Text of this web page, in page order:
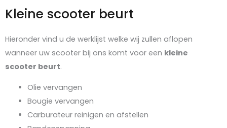
Kleine scooter beurt
Hieronder vind u de werklijst welke wij zullen aflopen
wanneer uw scooter bij ons komt voor een kleine
scooter beurt.
Olie vervangen
Bougie vervangen
Carburateur reinigen en afstellen